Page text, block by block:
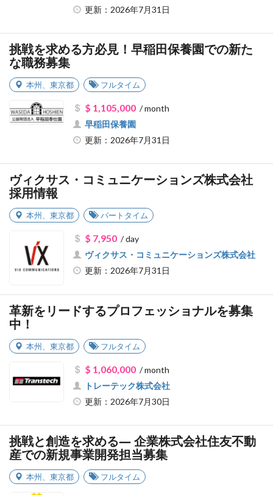
更新：2026年7月31日
挑戦を求める方必見！早稲田保養園での新た
な職務募集
本州 東京都 フルタイム
$ 1,105,000/ month
早稲田保養園
更新：2026年7月31日
ヴィクサス・コミュニケーションズ株式会社
採用情報
本州 東京都 パートタイム
$ 7,950/ day
ヴィクサス・コミュニケーションズ株式会社
更新：2026年7月31日
革新をリードするプロフェッショナルを募集
中！
本州 東京都 フルタイム
$ 1,060,000/ month
トレーテック株式会社
更新：2026年7月30日
挑戦と創造を求める― 企業株式会社住友不動
産での新規事業開発担当募集
本州 東京都 フルタイム